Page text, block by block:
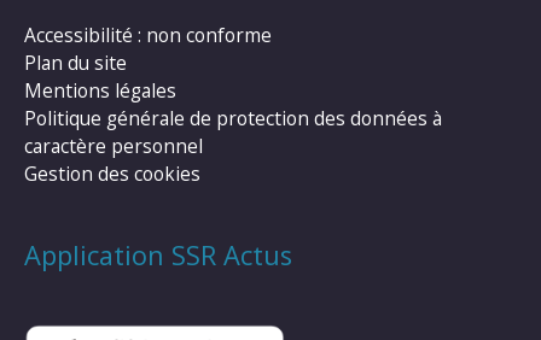
Accessibilité : non conforme
Plan du site
Mentions légales
Politique générale de protection des données à
caractère personnel
Gestion des cookies
Application SSR Actus